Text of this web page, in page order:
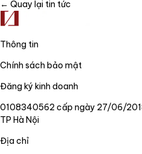
← Quay lại tin tức
Thông tin
Chính sách bảo mật
Đăng ký kinh doanh
0108340562 cấp ngày 27/06/
TP Hà Nội
Địa chỉ